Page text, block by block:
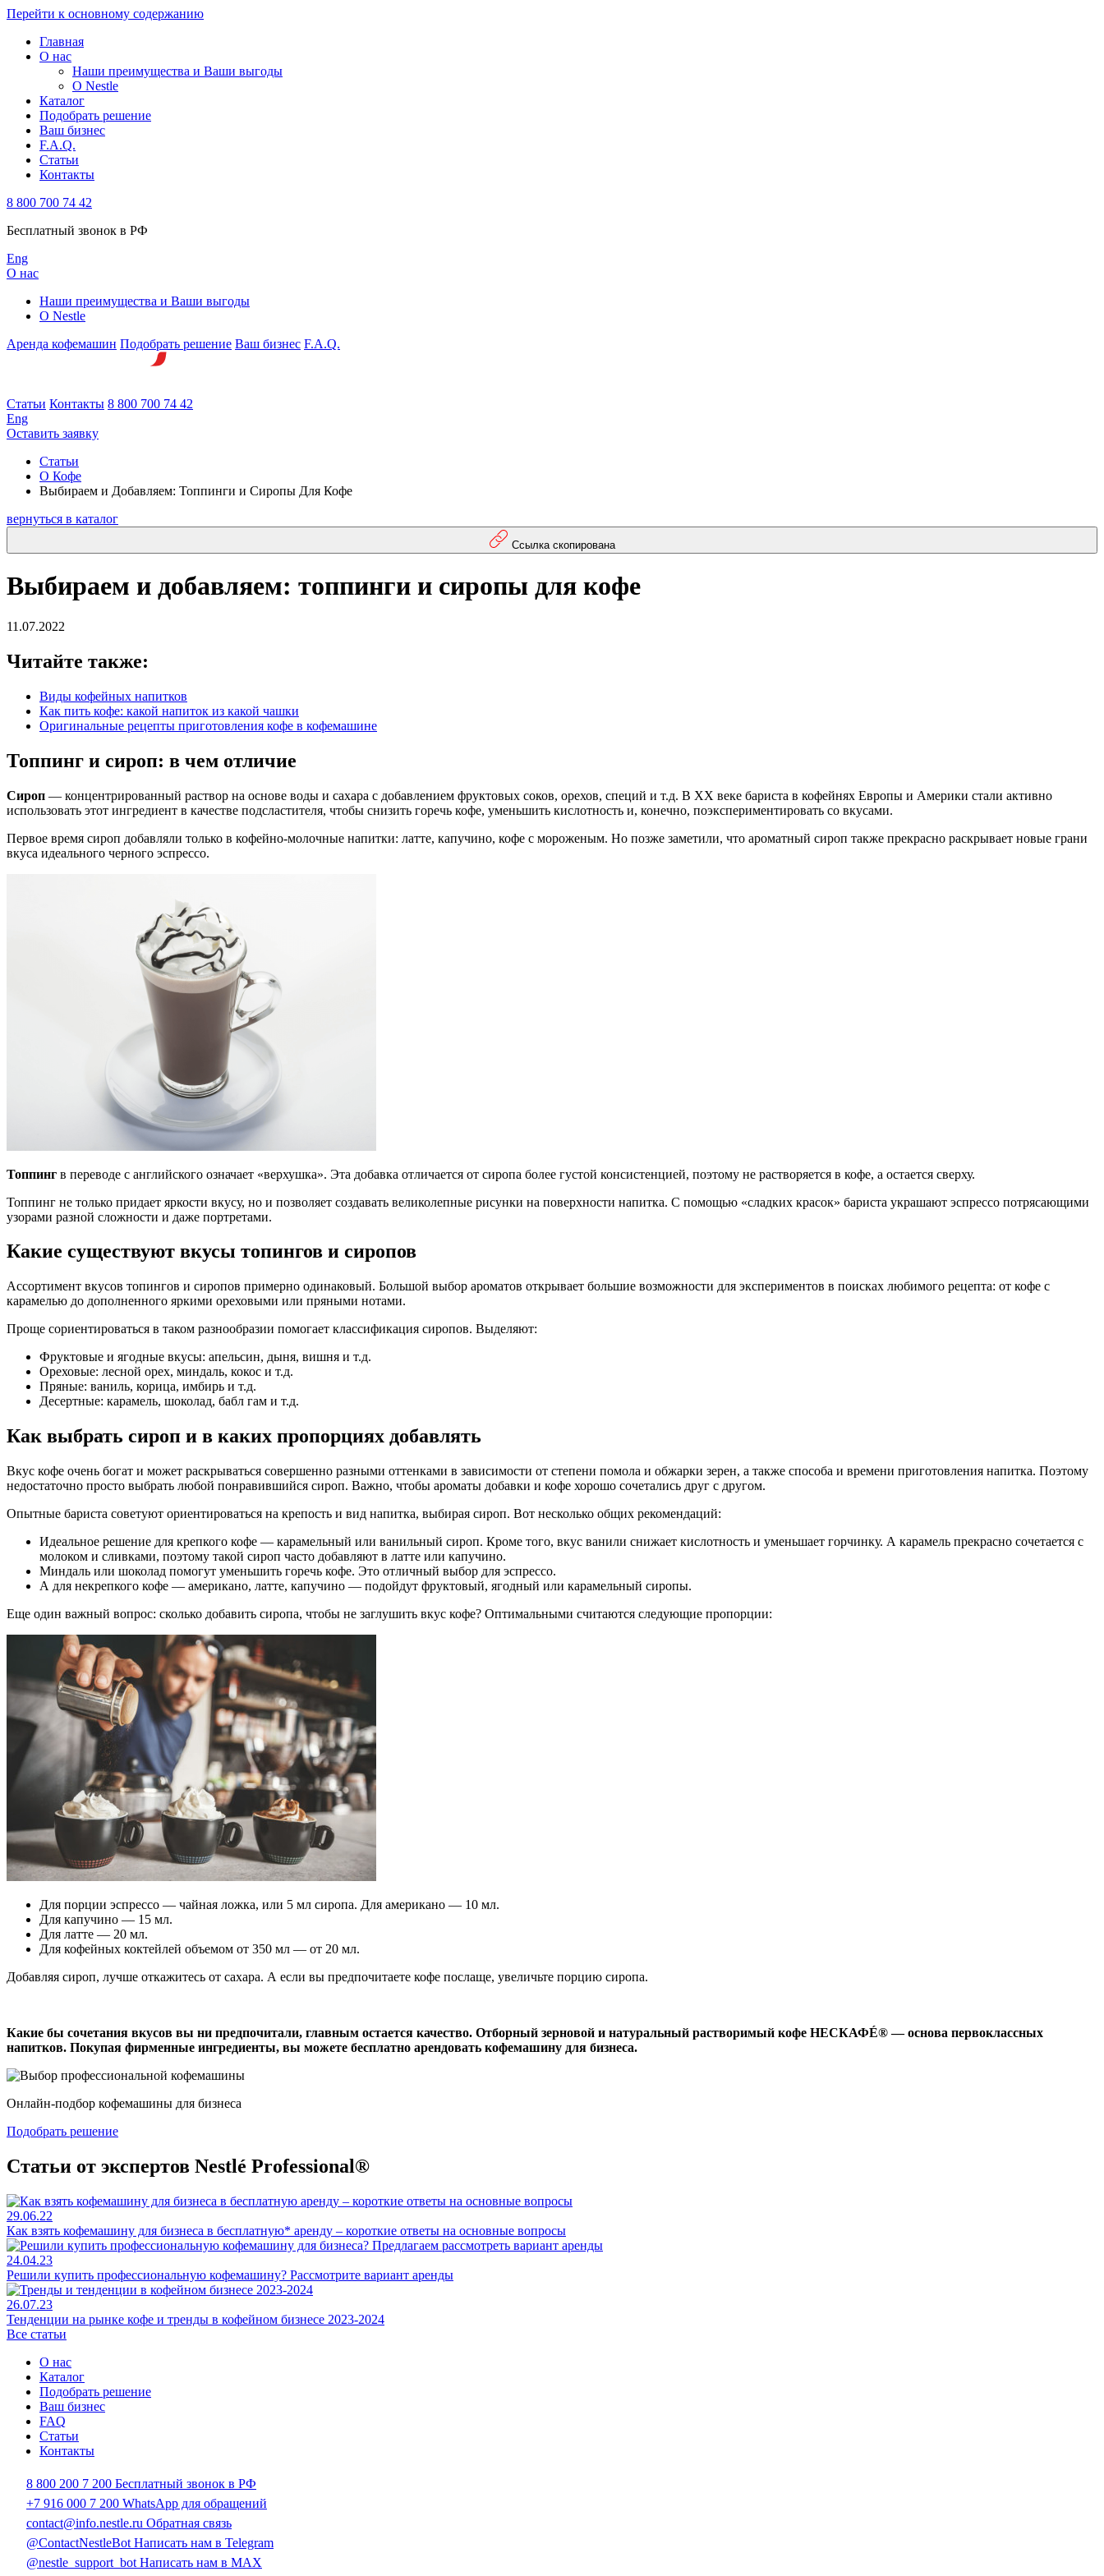
Перейти к основному содержанию
Главная
О нас
Наши преимущества и Ваши выгоды
О Nestle
Каталог
Подобрать решение
Ваш бизнес
F.A.Q.
Статьи
Контакты
8 800 700 74 42
Бесплатный звонок в РФ
Eng
О нас
Наши преимущества и Ваши выгоды
О Nestle
Аренда кофемашин Подобрать решение Ваш бизнес F.A.Q.
Статьи Контакты 8 800 700 74 42
Eng
Оставить заявку
Статьи
О Кофе
Выбираем и Добавляем: Топпинги и Сиропы Для Кофе
вернуться в каталог
Ссылка скопирована
Выбираем и добавляем: топпинги и сиропы для кофе
11.07.2022
Читайте также:
Виды кофейных напитков
Как пить кофе: какой напиток из какой чашки
Оригинальные рецепты приготовления кофе в кофемашине
Топпинг и сироп: в чем отличие
Сироп — концентрированный раствор на основе воды и сахара с добавлением фруктовых соков, орехов, специй и т.д. В ХХ веке бариста в кофейнях Европы и Америки стали активно
использовать этот ингредиент в качестве подсластителя, чтобы снизить горечь кофе, уменьшить кислотность и, конечно, поэкспериментировать со вкусами.
Первое время сироп добавляли только в кофейно-молочные напитки: латте, капучино, кофе с мороженым. Но позже заметили, что ароматный сироп также прекрасно раскрывает новые грани
вкуса идеального черного эспрессо.
Топпинг в переводе с английского означает «верхушка». Эта добавка отличается от сиропа более густой консистенцией, поэтому не растворяется в кофе, а остается сверху.
Топпинг не только придает яркости вкусу, но и позволяет создавать великолепные рисунки на поверхности напитка. С помощью «сладких красок» бариста украшают эспрессо потрясающими
узорами разной сложности и даже портретами.
Какие существуют вкусы топингов и сиропов
Ассортимент вкусов топингов и сиропов примерно одинаковый. Большой выбор ароматов открывает большие возможности для экспериментов в поисках любимого рецепта: от кофе с
карамелью до дополненного яркими ореховыми или пряными нотами.
Проще сориентироваться в таком разнообразии помогает классификация сиропов. Выделяют:
Фруктовые и ягодные вкусы: апельсин, дыня, вишня и т.д.
Ореховые: лесной орех, миндаль, кокос и т.д.
Пряные: ваниль, корица, имбирь и т.д.
Десертные: карамель, шоколад, бабл гам и т.д.
Как выбрать сироп и в каких пропорциях добавлять
Вкус кофе очень богат и может раскрываться совершенно разными оттенками в зависимости от степени помола и обжарки зерен, а также способа и времени приготовления напитка. Поэтому
недостаточно просто выбрать любой понравившийся сироп. Важно, чтобы ароматы добавки и кофе хорошо сочетались друг с другом.
Опытные бариста советуют ориентироваться на крепость и вид напитка, выбирая сироп. Вот несколько общих рекомендаций:
Идеальное решение для крепкого кофе — карамельный или ванильный сироп. Кроме того, вкус ванили снижает кислотность и уменьшает горчинку. А карамель прекрасно сочетается с
молоком и сливками, поэтому такой сироп часто добавляют в латте или капучино.
Миндаль или шоколад помогут уменьшить горечь кофе. Это отличный выбор для эспрессо.
А для некрепкого кофе — американо, латте, капучино — подойдут фруктовый, ягодный или карамельный сиропы.
Еще один важный вопрос: сколько добавить сиропа, чтобы не заглушить вкус кофе? Оптимальными считаются следующие пропорции:
Для порции эспрессо — чайная ложка, или 5 мл сиропа. Для американо — 10 мл.
Для капучино — 15 мл.
Для латте — 20 мл.
Для кофейных коктейлей объемом от 350 мл — от 20 мл.
Добавляя сироп, лучше откажитесь от сахара. А если вы предпочитаете кофе послаще, увеличьте порцию сиропа.
Какие бы сочетания вкусов вы ни предпочитали, главным остается качество. Отборный зерновой и натуральный растворимый кофе НЕСКАФÉ® — основа первоклассных
напитков. Покупая фирменные ингредиенты, вы можете бесплатно арендовать кофемашину для бизнеса.
Онлайн-подбор кофемашины для бизнеса
Подобрать решение
Статьи от экспертов Nestlé Professional®
29.06.22
Как взять кофемашину для бизнеса в бесплатную* аренду – короткие ответы на основные вопросы
24.04.23
Решили купить профессиональную кофемашину? Рассмотрите вариант аренды
26.07.23
Тенденции на рынке кофе и тренды в кофейном бизнесе 2023-2024
Все статьи
О нас
Каталог
Подобрать решение
Ваш бизнес
FAQ
Статьи
Контакты
8 800 200 7 200 Бесплатный звонок в РФ
+7 916 000 7 200 WhatsApp для обращений
contact@info.nestle.ru Обратная связь
@ContactNestleBot Написать нам в Telegram
@nestle_support_bot Написать нам в MAX